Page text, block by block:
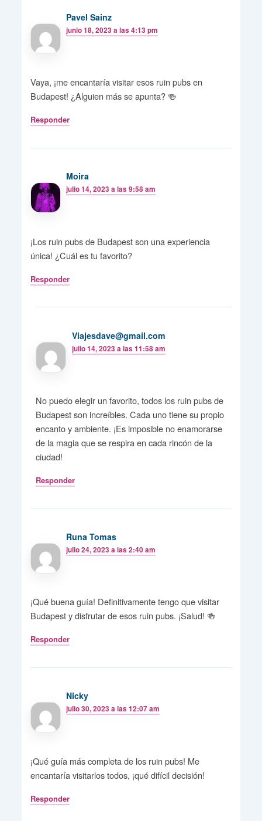
Pavel Sainz
junio 18, 2023 a las 4:13 pm
Vaya, ¡me encantaría visitar esos ruin pubs en
Budapest! ¿Alguien más se apunta? 🍻
Responder
Moira
julio 14, 2023 a las 9:58 am
¡Los ruin pubs de Budapest son una experiencia
única! ¿Cuál es tu favorito?
Responder
Viajesdave@gmail.com
julio 14, 2023 a las 11:58 am
No puedo elegir un favorito, todos los ruin pubs de
Budapest son increíbles. Cada uno tiene su propio
encanto y ambiente. ¡Es imposible no enamorarse
de la magia que se respira en cada rincón de la
ciudad!
Responder
Runa Tomas
julio 24, 2023 a las 2:40 am
¡Qué buena guía! Definitivamente tengo que visitar
Budapest y disfrutar de esos ruin pubs. ¡Salud! 🍻
Responder
Nicky
julio 30, 2023 a las 12:07 am
¡Qué guía más completa de los ruin pubs! Me
encantaría visitarlos todos, ¡qué difícil decisión!
Responder